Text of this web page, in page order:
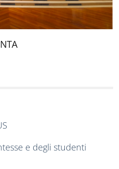
e degli studenti